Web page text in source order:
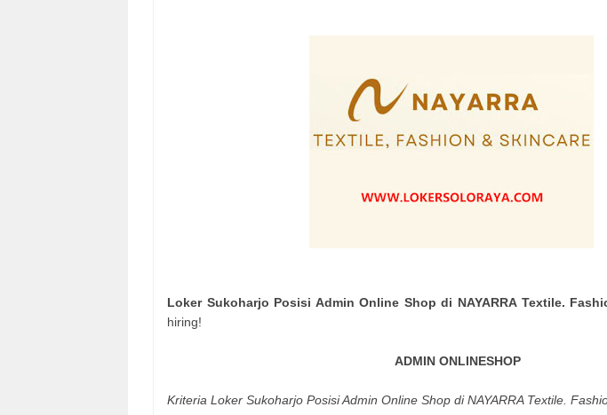
Loker Sukoharjo Posisi Admin Online Shop di NAYARRA Textile.
hiring!
ADMIN ONLINESHOP
Kriteria Loker Sukoharjo Posisi Admin Online Shop di NAYARRA Textile.